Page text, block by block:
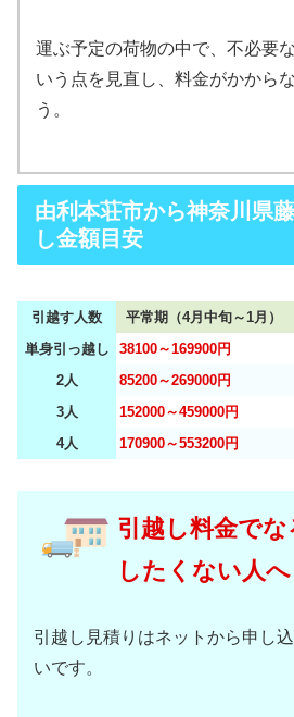
運ぶ予定の荷物の中で、不必要
いう点を見直し、料金がかから
う。
由利本荘市から神奈川県
し金額目安
引越す人数 平常期（4月中旬～1月）
単身引っ越し
38100～169900円
2人
85200～269000円
3人
152000～459000円
4人
170900～553200円
引越し料金で
したくない人へ
引越し見積りはネットから申し
いです。